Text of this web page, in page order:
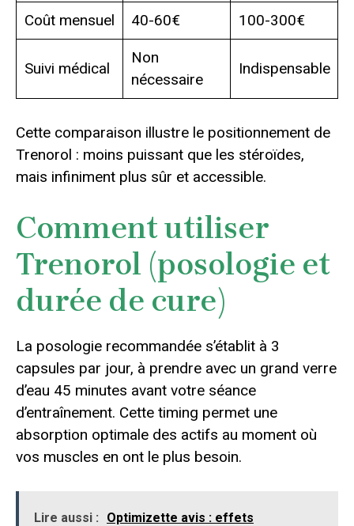
Coût mensuel 40-60€ 100-300€
Suivi médical
Non
nécessaire
Indispensable
Cette comparaison illustre le positionnement de
Trenorol : moins puissant que les stéroïdes,
mais infiniment plus sûr et accessible.
Comment utiliser
Trenorol (posologie et
durée de cure)
La posologie recommandée s’établit à 3
capsules par jour, à prendre avec un grand verre
d’eau 45 minutes avant votre séance
d’entraînement. Cette timing permet une
absorption optimale des actifs au moment où
vos muscles en ont le plus besoin.
Lire aussi :
Optimizette avis : effets